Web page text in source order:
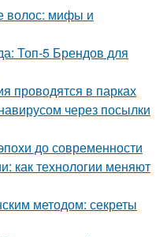
волос: мифы и
Топ-5 Брендов для
проводятся в парках
через посылки
до современности
как технологии меняют
методом: секреты